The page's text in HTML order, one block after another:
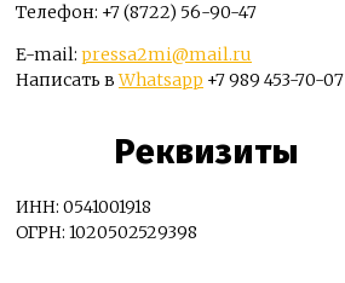
Телефон: +7 (8722) 56-90-47
E-mail: pressa2mi@mail.ru
Написать вWhatsapp +7 989 453-70-07
Реквизиты
ИНН: 0541001918
ОГРН: 1020502529398